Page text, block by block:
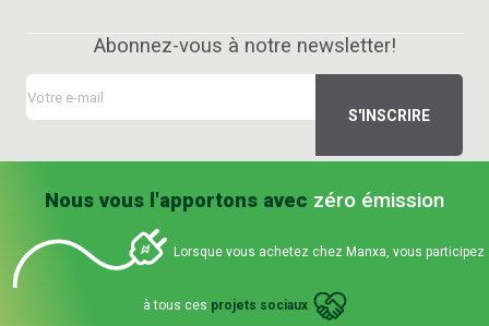
Abonnez-vous à notre newsletter!
Nous vous l'apportons avec zéro émission
Lorsque vous achetez chez Manxa, vous participez
à tous ces projets sociaux